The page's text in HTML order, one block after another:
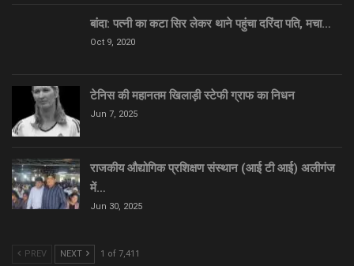
बांदा: पत्नी का कटा सिर लेकर थाने पहुंचा दरिंदा पति, मचा…
Oct 9, 2020
टेनिस की महानतम खिलाड़ी स्टेफी ग्राफ का निधन
Jun 7, 2025
राजकीय औद्योगिक प्रशिक्षण संस्थान (आई टी आई) अलीगंज
में…
Jun 30, 2025
PREV NEXT 1 of 7,411